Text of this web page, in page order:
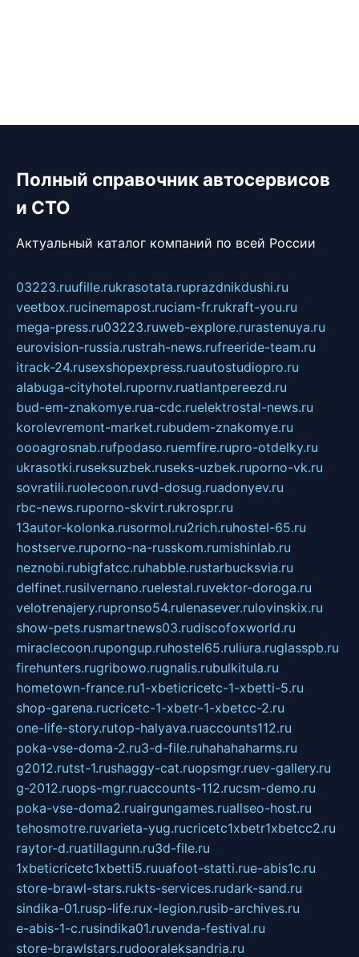
Полный справочник автосервисов
и СТО
Актуальный каталог компаний по всей России
03223.ruufille.rukrasotata.ruprazdnikdushi.ru
veetbox.rucinemapost.ruciam-fr.rukraft-you.ru
mega-press.ru03223.ruweb-explore.rurastenuya.ru
eurovision-russia.rustrah-news.rufreeride-team.ru
itrack-24.rusexshopexpress.ruautostudiopro.ru
alabuga-cityhotel.rupornv.ruatlantpereezd.ru
bud-em-znakomye.rua-cdc.ruelektrostal-news.ru
korolevremont-market.rubudem-znakomye.ru
oooagrosnab.rufpodaso.ruemfire.rupro-otdelky.ru
ukrasotki.ruseksuzbek.ruseks-uzbek.ruporno-vk.ru
sovratili.ruolecoon.ruvd-dosug.ruadonyev.ru
rbc-news.ruporno-skvirt.rukrospr.ru
13autor-kolonka.rusormol.ru2rich.ruhostel-65.ru
hostserve.ruporno-na-russkom.rumishinlab.ru
neznobi.rubigfatcc.ruhabble.rustarbucksvia.ru
delfinet.rusilvernano.ruelestal.ruvektor-doroga.ru
velotrenajery.rupronso54.rulenasever.rulovinskix.ru
show-pets.rusmartnews03.rudiscofoxworld.ru
miraclecoon.rupongup.ruhostel65.ruliura.ruglasspb.ru
firehunters.rugribowo.rugnalis.rubulkitula.ru
hometown-france.ru1-xbeticricetc-1-xbetti-5.ru
shop-garena.rucricetc-1-xbetr-1-xbetcc-2.ru
one-life-story.rutop-halyava.ruaccounts112.ru
poka-vse-doma-2.ru3-d-file.ruhahahaharms.ru
g2012.rutst-1.rushaggy-cat.ruopsmgr.ruev-gallery.ru
g-2012.ruops-mgr.ruaccounts-112.rucsm-demo.ru
poka-vse-doma2.ruairgungames.ruallseo-host.ru
tehosmotre.ruvarieta-yug.rucricetc1xbetr1xbetcc2.ru
raytor-d.ruatillagunn.ru3d-file.ru
1xbeticricetc1xbetti5.ruuafoot-statti.rue-abis1c.ru
store-brawl-stars.rukts-services.rudark-sand.ru
sindika-01.rusp-life.rux-legion.rusib-archives.ru
e-abis-1-c.rusindika01.ruvenda-festival.ru
store-brawlstars.rudooraleksandria.ru